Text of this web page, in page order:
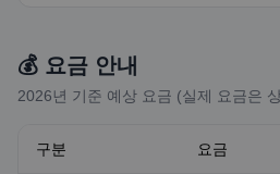
💰 요금 안내
2026년 기준 예상 요금 (실제 요금은
구분 요금